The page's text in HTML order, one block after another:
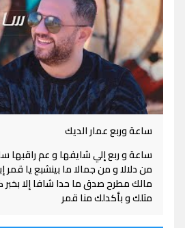
ساعة وربع عمار الديك
ساعة و ربع إلي شايفها و عم راقبها
من دلالا و من جمالا ما بينشبع يا قمر
مالك مطرح صدق ما حدا شافا إلا بخبر
متلك و بأكدلك منا قمر